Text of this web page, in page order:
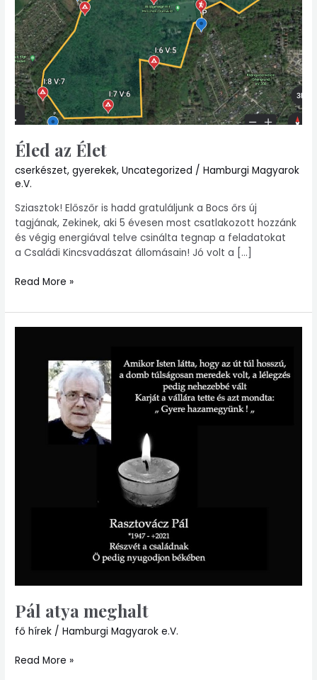
Éled az Élet
cserkészet,gyerekek,Uncategorized /Hamburgi Magyarok
e.V.
Sziasztok! Előszőr is hadd gratuláljunk a Bocs őrs új
tagjának, Zekinek, aki 5 évesen most csatlakozott hozzánk
és végig energiával telve csinálta tegnap a feladatokat
a Családi Kincsvadászat állomásain! Jó volt a […]
Read More »
Pál atya meghalt
fő hírek /Hamburgi Magyarok e.V.
meghalt
Read More »